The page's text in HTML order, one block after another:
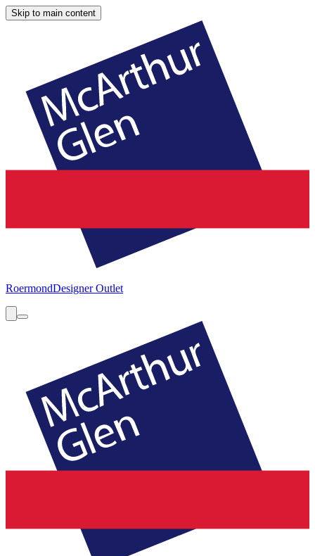
Skip to main content
RoermondDesigner Outlet